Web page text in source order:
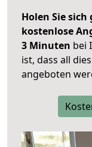
Holen Sie
kostenlose
3 Minuten bei
ist, dass all
angeboten